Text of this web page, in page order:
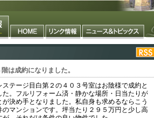
は成約になりました。
ステージ目白第２の４０３号室はお陰様で成約と
た。フルリフォーム済・静かな場所・日当たりが
が決め手となりました。私自身も求めるならこう
のマンションです。坪当たり２９５万円と少し高